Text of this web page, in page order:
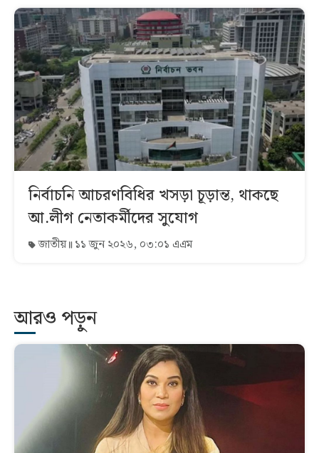
নির্বাচনি আচরণবিধির খসড়া চূড়ান্ত, থাকছে
আ.লীগ নেতাকর্মীদের সুযোগ
জাতীয় ১১ জুন ২০২৬, ০৩:০১ এএম
আরও পড়ুন